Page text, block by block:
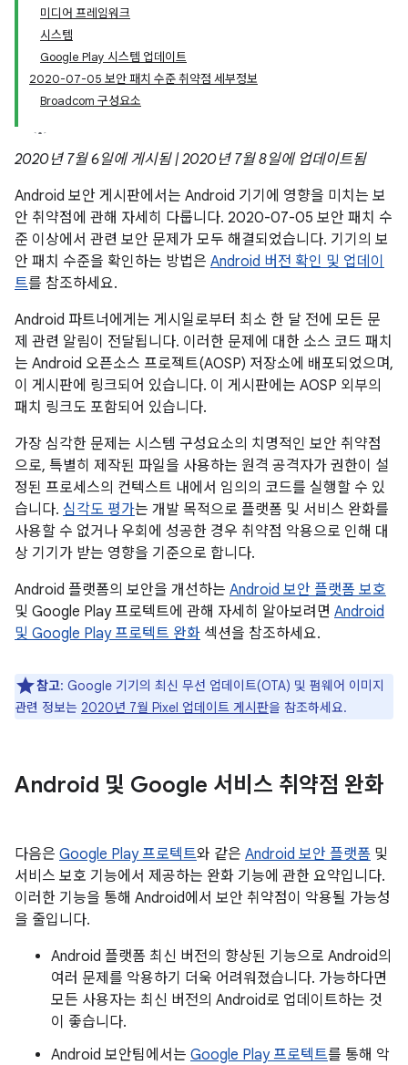
미디어 프레임워크
시스템
Google Play 시스템 업데이트
2020-07-05 보안 패치 수준 취약점 세부정보
Broadcom 구성요소
2020년 7월 6일에 게시됨 | 2020년 7월 8일에 업데이트됨
Android 보안 게시판에서는 Android 기기에 영향을 미치는 보
안 취약점에 관해 자세히 다룹니다. 2020-07-05 보안 패치 수
준 이상에서 관련 보안 문제가 모두 해결되었습니다. 기기의 보
안 패치 수준을 확인하는 방법은 Android 버전 확인 및 업데이
트를 참조하세요.
Android 파트너에게는 게시일로부터 최소 한 달 전에 모든 문
제 관련 알림이 전달됩니다. 이러한 문제에 대한 소스 코드 패치
는 Android 오픈소스 프로젝트(AOSP) 저장소에 배포되었으며,
이 게시판에 링크되어 있습니다. 이 게시판에는 AOSP 외부의
패치 링크도 포함되어 있습니다.
가장 심각한 문제는 시스템 구성요소의 치명적인 보안 취약점
으로, 특별히 제작된 파일을 사용하는 원격 공격자가 권한이 설
정된 프로세스의 컨텍스트 내에서 임의의 코드를 실행할 수 있
습니다. 심각도 평가는 개발 목적으로 플랫폼 및 서비스 완화를
사용할 수 없거나 우회에 성공한 경우 취약점 악용으로 인해 대
상 기기가 받는 영향을 기준으로 합니다.
Android 플랫폼의 보안을 개선하는 Android 보안 플랫폼 보호
및 Google Play 프로텍트에 관해 자세히 알아보려면 Android
및 Google Play 프로텍트 완화 섹션을 참조하세요.
참고: Google 기기의 최신 무선 업데이트(OTA) 및 펌웨어 이미지
관련 정보는 2020년 7월 Pixel 업데이트 게시판을 참조하세요.
Android 및 Google 서비스 취약점 완화
다음은 Google Play 프로텍트와 같은 Android 보안 플랫폼 및
서비스 보호 기능에서 제공하는 완화 기능에 관한 요약입니다.
이러한 기능을 통해 Android에서 보안 취약점이 악용될 가능성
을 줄입니다.
Android 플랫폼 최신 버전의 향상된 기능으로 Android의
여러 문제를 악용하기 더욱 어려워졌습니다. 가능하다면
모든 사용자는 최신 버전의 Android로 업데이트하는 것
이 좋습니다.
Android 보안팀에서는 Google Play 프로텍트를 통해 악